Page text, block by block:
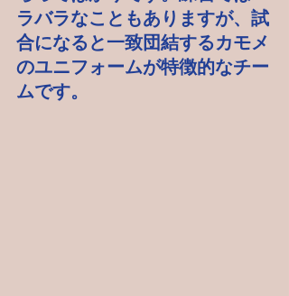
ラバラなこともありますが、試
合になると一致団結するカモメ
のユニフォームが特徴的なチー
ムです。